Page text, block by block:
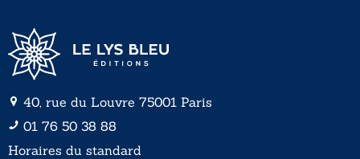
40, rue du Louvre 75001 Paris
01 76 50 38 88
Horaires du standard